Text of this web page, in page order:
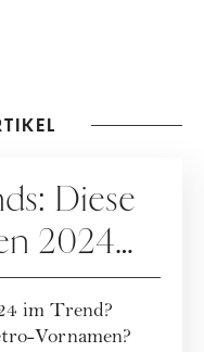
Diese
2024
im Trend?
Vornamen?